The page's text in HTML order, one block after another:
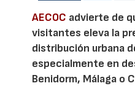
AECOC advierte de
visitantes eleva la
distribución urbana
especialmente en
Benidorm, Málaga o